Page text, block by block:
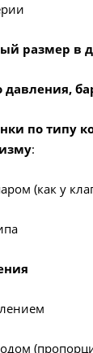
размер в
давления,
по типу
:
(как у